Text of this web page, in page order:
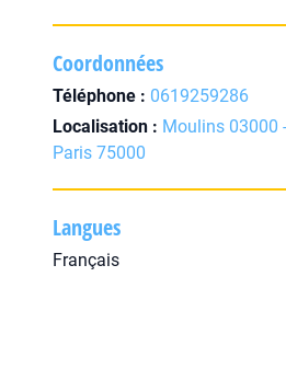
Coordonnées
Téléphone : 0619259286
Localisation : Moulins 03000
Paris 75000
Langues
Français